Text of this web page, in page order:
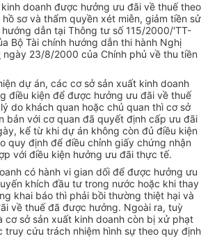
doanh được hưởng ưu đãi về thuế theo
sơ và thẩm quyền xét miễn, giảm tiền sử
dẫn tại Thông tư số 115/2000/'TT-
Bộ Tài chính hướng dẫn thi hành Nghị
ngày 23/8/2000 của Chính phủ về thu tiền
dự án, các cơ sở sản xuất kinh doanh
điều kiện để được hưởng ưu đãi về thuế
do khách quan hoặc chủ quan thì cơ sở
bản với cơ quan đã quyết định cấp ưu đãi
kể từ khi dự án không còn đủ điều kiện
quy định để điều chỉnh giấy chứng nhận
với điều kiện hưởng ưu đãi thực tế.
có hành vi gian dối để được hưởng ưu
khích đầu tư trong nước hoặc khi thay
khai báo thì phải bồi thường thiệt hại và
về thuế đã được hưởng. Ngoài ra, tuỳ
cơ sở sản xuất kinh doanh còn bị xử phạt
truy cứu trách nhiệm hình sự theo quy định